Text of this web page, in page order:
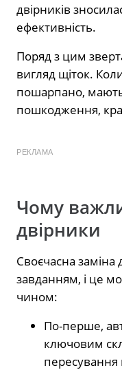
двірників
ефективність.
Поряд з цим
вигляд щіток.
пошарпано,
пошкодження,
РЕКЛАМА
Чому
двірники
Своєчасна заміна
завданням, і це
чином:
По-перше,
ключовим
пересування